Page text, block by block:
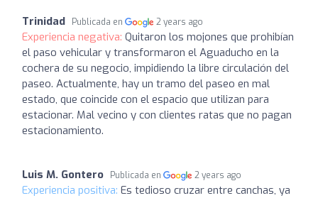
Trinidad Publicada en 2 years ago
Experiencia negativa: Quitaron los mojones que prohibían
el paso vehicular y transformaron el Aguaducho en la
cochera de su negocio, impidiendo la libre circulación del
paseo. Actualmente, hay un tramo del paseo en mal
estado, que coincide con el espacio que utilizan para
estacionar. Mal vecino y con clientes ratas que no pagan
estacionamiento.
Luis M. Gontero Publicada en 2 years ago
Experiencia positiva: Es tedioso cruzar entre canchas, ya